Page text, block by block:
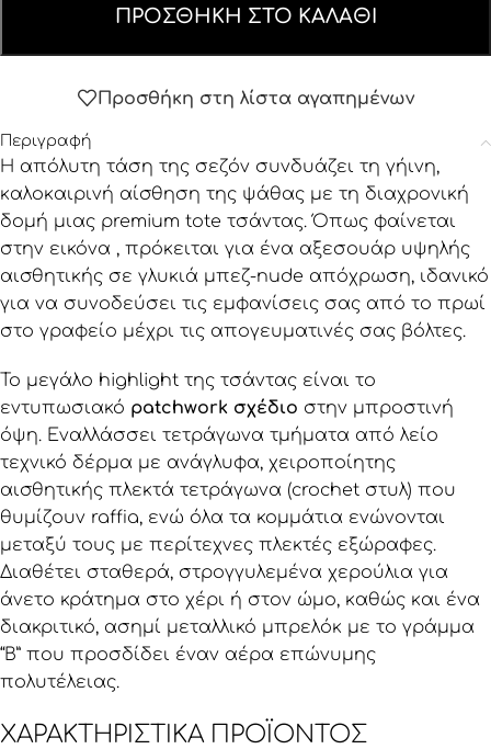
ΠΡΟΣΘΉΚΗ ΣΤΟ ΚΑΛΆΘΙ
Προσθήκη στη λίστα αγαπημένων
Περιγραφή
Η απόλυτη τάση της σεζόν συνδυάζει τη γήινη,
καλοκαιρινή αίσθηση της ψάθας με τη διαχρονική
δομή μιας premium tote τσάντας. Όπως φαίνεται
στην εικόνα , πρόκειται για ένα αξεσουάρ υψηλής
αισθητικής σε γλυκιά μπεζ-nude απόχρωση, ιδανικό
για να συνοδεύσει τις εμφανίσεις σας από το πρωί
στο γραφείο μέχρι τις απογευματινές σας βόλτες.
Το μεγάλο highlight της τσάντας είναι το
εντυπωσιακό patchwork σχέδιο στην μπροστινή
όψη. Εναλλάσσει τετράγωνα τμήματα από λείο
τεχνικό δέρμα με ανάγλυφα, χειροποίητης
αισθητικής πλεκτά τετράγωνα (crochet στυλ) που
θυμίζουν raffia, ενώ όλα τα κομμάτια ενώνονται
μεταξύ τους με περίτεχνες πλεκτές εξώραφες.
Διαθέτει σταθερά, στρογγυλεμένα χερούλια για
άνετο κράτημα στο χέρι ή στον ώμο, καθώς και ένα
διακριτικό, ασημί μεταλλικό μπρελόκ με το γράμμα
“B” που προσδίδει έναν αέρα επώνυμης
πολυτέλειας.
ΧΑΡΑΚΤΗΡΙΣΤΙΚΆ ΠΡΟΪΌΝΤΟΣ